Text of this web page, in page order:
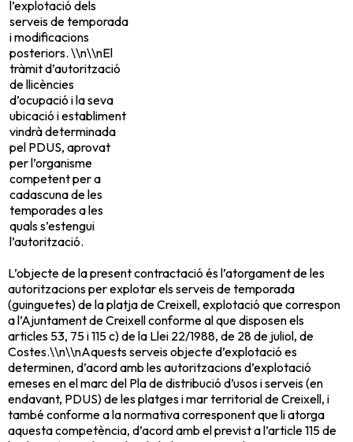
l’explotació dels
serveis de temporada
i modificacions
posteriors. \\n\\nEl
tràmit d’autorització
de llicències
d’ocupació i la seva
ubicació i establiment
vindrà determinada
pel PDUS, aprovat
per l’organisme
competent per a
cadascuna de les
temporades a les
quals s’estengui
l’autorització.
L’objecte de la present contractació és l’atorgament de les
autoritzacions per explotar els serveis de temporada
(guinguetes) de la platja de Creixell, explotació que correspon
a l’Ajuntament de Creixell conforme al que disposen els
articles 53, 75 i 115 c) de la Llei 22/1988, de 28 de juliol, de
Costes.\\n\\nAquests serveis objecte d’explotació es
determinen, d’acord amb les autoritzacions d’explotació
emeses en el marc del Pla de distribució d’usos i serveis (en
endavant, PDUS) de les platges i mar territorial de Creixell, i
també conforme a la normativa corresponent que li atorga
aquesta competència, d’acord amb el previst a l’article 115 de